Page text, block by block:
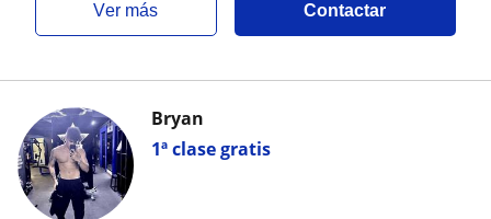
ver más Contactar
1ª clase gratis
Bryan